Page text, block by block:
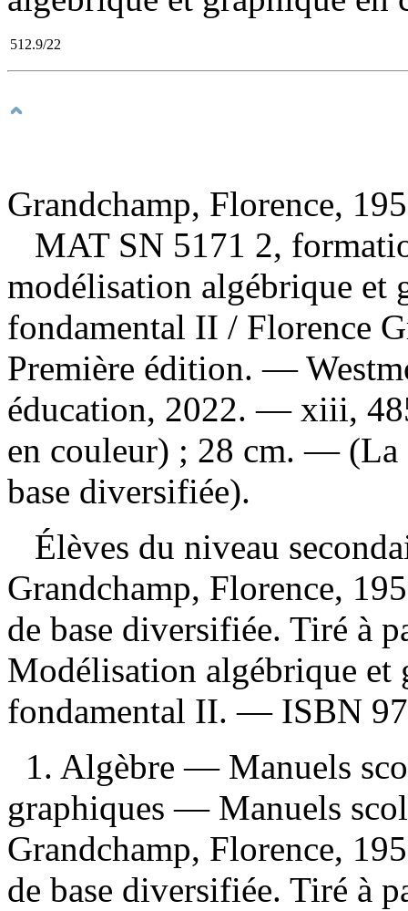
512.9/22
Grandchamp, Florence,
MAT SN 5171 2,
modélisation algébrique et
fondamental II / Florence
Première édition. —
éducation, 2022. — xiii,
en couleur) ; 28 cm. —
base diversifiée).
Élèves du niveau
Grandchamp, Florence,
de base diversifiée. Tiré à
Modélisation algébrique et
fondamental II. — ISBN
1. Algèbre — Manuels
graphiques — Manuels
Grandchamp, Florence,
de base diversifiée. Tiré à